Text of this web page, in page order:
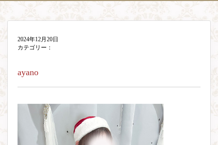
2024年12月20日
カテゴリー：
ayano